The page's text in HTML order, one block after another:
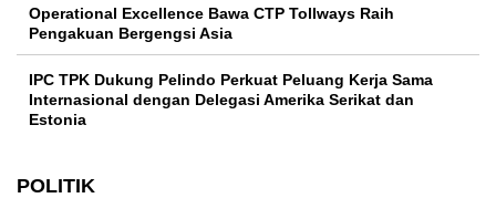
Operational Excellence Bawa CTP Tollways Raih
Pengakuan Bergengsi Asia
IPC TPK Dukung Pelindo Perkuat Peluang Kerja Sama
Internasional dengan Delegasi Amerika Serikat dan
Estonia
POLITIK